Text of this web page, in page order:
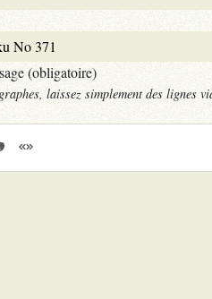
(obligatoire)
laissez simplement des lignes